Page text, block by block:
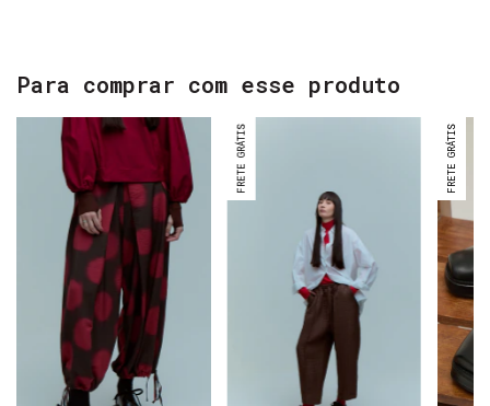
Para comprar com esse produto
FRETE GRÁTIS FRETE GRÁTIS